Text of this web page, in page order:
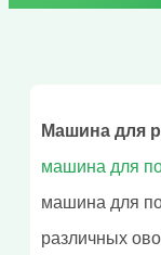
Машина для
машина для
машина для
различных